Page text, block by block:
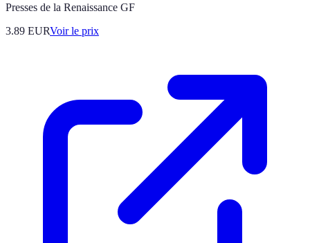
Presses de la Renaissance GF
3.89 EURVoir le prix